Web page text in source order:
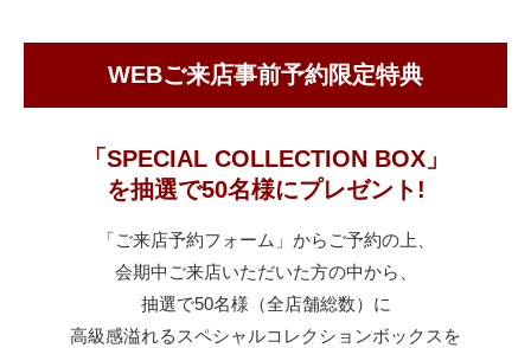
WEBご来店事前予約限定特典
「SPECIAL COLLECTION BOX」
を抽選で50名様にプレゼント!
「ご来店予約フォーム」からご予約の上、
会期中ご来店いただいた方の中から、
抽選で50名様（全店舗総数）に
高級感溢れるスペシャルコレクションボックスを